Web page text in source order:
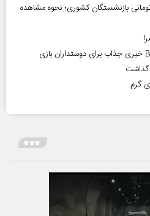
ضروری ۷۵ میلیون تومانی بازنشستگان کشوری؛ نحوه مشاهده
گذاشت
گرم